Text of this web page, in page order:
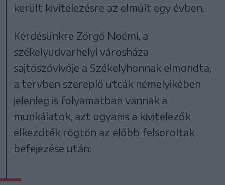
került kivitelezésre az elmúlt egy évben.
Kérdésünkre Zörgő Noémi, a
székelyudvarhelyi városháza
sajtószóvivője a Székelyhonnak elmondta,
a tervben szereplő utcák némelyikében
jelenleg is folyamatban vannak a
munkálatok, azt ugyanis a kivitelezők
elkezdték rögtön az előbb felsoroltak
befejezése után: